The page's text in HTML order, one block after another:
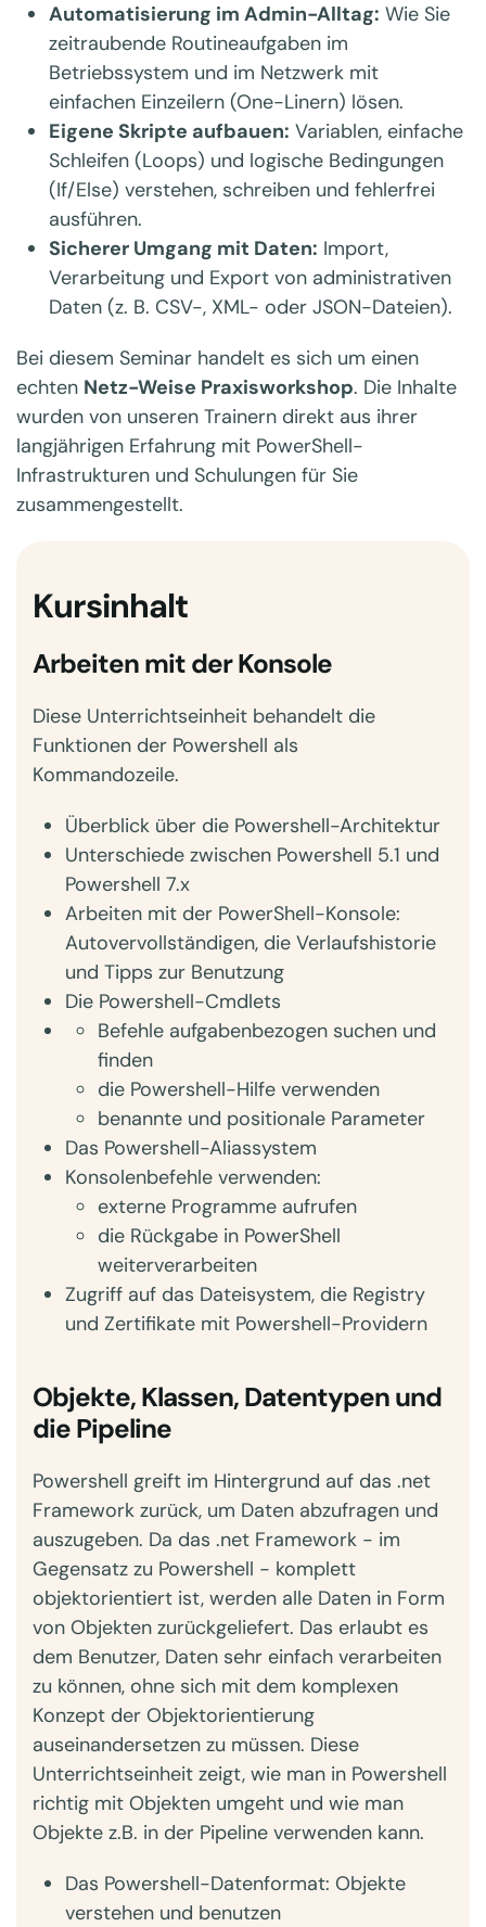
Automatisierung im Admin-Alltag: Wie Sie
zeitraubende Routineaufgaben im
Betriebssystem und im Netzwerk mit
einfachen Einzeilern (One-Linern) lösen.
Eigene Skripte aufbauen: Variablen, einfache
Schleifen (Loops) und logische Bedingungen
(If/Else) verstehen, schreiben und fehlerfrei
ausführen.
Sicherer Umgang mit Daten: Import,
Verarbeitung und Export von administrativen
Daten (z. B. CSV-, XML- oder JSON-Dateien).
Bei diesem Seminar handelt es sich um einen
echten Netz-Weise Praxisworkshop. Die Inhalte
wurden von unseren Trainern direkt aus ihrer
langjährigen Erfahrung mit PowerShell-
Infrastrukturen und Schulungen für Sie
zusammengestellt.
Kursinhalt
Arbeiten mit der Konsole
Diese Unterrichtseinheit behandelt die
Funktionen der Powershell als
Kommandozeile.
Überblick über die Powershell-Architektur
Unterschiede zwischen Powershell 5.1 und
Powershell 7.x
Arbeiten mit der PowerShell-Konsole:
Autovervollständigen, die Verlaufshistorie
und Tipps zur Benutzung
Die Powershell-Cmdlets
Befehle aufgabenbezogen suchen und
finden
die Powershell-Hilfe verwenden
benannte und positionale Parameter
Das Powershell-Aliassystem
Konsolenbefehle verwenden:
externe Programme aufrufen
die Rückgabe in PowerShell
weiterverarbeiten
Zugriff auf das Dateisystem, die Registry
und Zertifikate mit Powershell-Providern
Objekte, Klassen, Datentypen und
die Pipeline
Powershell greift im Hintergrund auf das .net
Framework zurück, um Daten abzufragen und
auszugeben. Da das .net Framework - im
Gegensatz zu Powershell - komplett
objektorientiert ist, werden alle Daten in Form
von Objekten zurückgeliefert. Das erlaubt es
dem Benutzer, Daten sehr einfach verarbeiten
zu können, ohne sich mit dem komplexen
Konzept der Objektorientierung
auseinandersetzen zu müssen. Diese
Unterrichtseinheit zeigt, wie man in Powershell
richtig mit Objekten umgeht und wie man
Objekte z.B. in der Pipeline verwenden kann.
Das Powershell-Datenformat: Objekte
verstehen und benutzen